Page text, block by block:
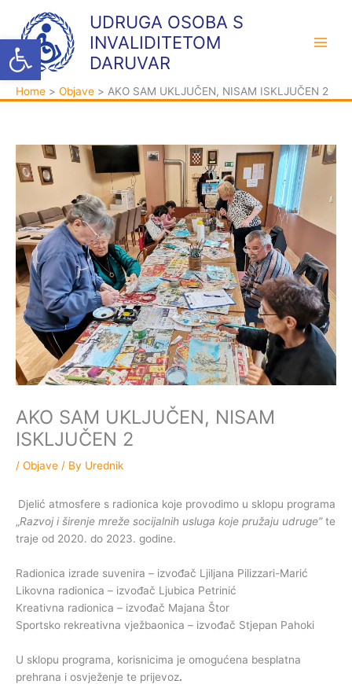
Open toolbar
content
UDRUGA OSOBA S
INVALIDITETOM
DARUVAR
Home Objave AKO SAM UKLJUČEN, NISAM ISKLJUČEN 2
AKO SAM UKLJUČEN, NISAM
ISKLJUČEN 2
/ Objave / By Urednik
Djelić atmosfere s radionica koje provodimo u sklopu programa
„ Razvoj i širenje mreže socijalnih usluga koje pružaju udruge”te
traje od 2020. do 2023. godine.
Radionica izrade suvenira – izvođač Ljiljana Pilizzari-Marić
Likovna radionica – izvođač Ljubica Petrinić
Kreativna radionica – izvođač Majana Štor
Sportsko rekreativna vježbaonica – izvođač Stjepan Pahoki
U sklopu programa, korisnicima je omogućena besplatna
prehrana i osvježenje te prijevoz.
t
e
g
h
i
v